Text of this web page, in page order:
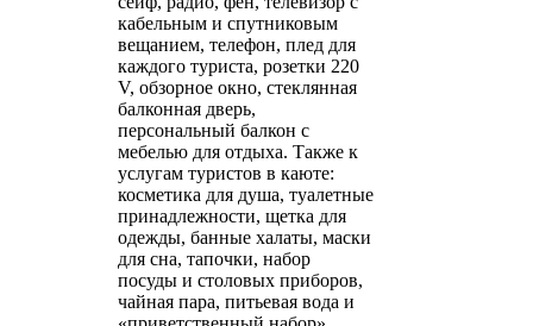
кабельным и спутниковым
вещанием, телефон, плед для
каждого туриста, розетки 220
V, обзорное окно, стеклянная
балконная дверь,
персональный балкон с
мебелью для отдыха. Также к
услугам туристов в каюте:
косметика для душа, туалетные
принадлежности, щетка для
одежды, банные халаты, маски
для сна, тапочки, набор
посуды и столовых приборов,
чайная пара, питьевая вода и